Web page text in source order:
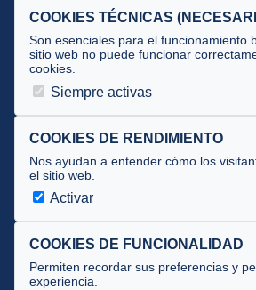
Selecciones
Tecnificación
JUECES Y OFICIALES
Documentos
Cursos
Circulares oficiales
Convocatorias y Equipaciones
COOKIES TÉCNICAS
Son esenciales para el funcionamiento
sitio web no puede funcionar
cookies.
Siempre activas
COOKIES DE RENDIMIENTO
Nos ayudan a entender cómo los
el sitio web.
Activar
COOKIES DE FUNCIONALIDAD
Permiten recordar sus preferencias y
experiencia.